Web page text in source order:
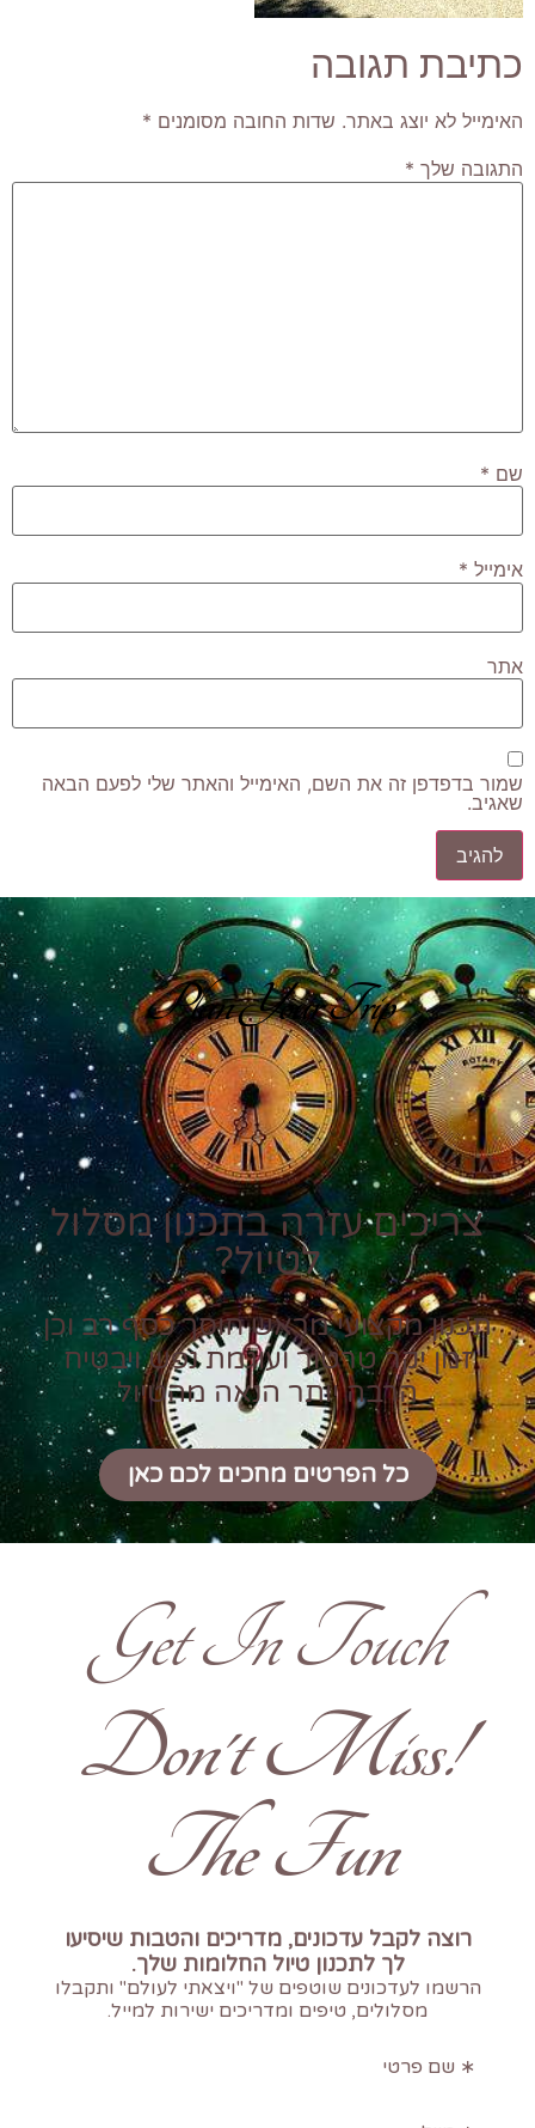
כתיבת תגובה
האימייל לא יוצג באתר. שדות החובה מסומנים *
התגובה שלך *
שם *
אימייל *
אתר
שמור בדפדפן זה את השם, האימייל והאתר שלי לפעם הבאה
שאגיב.
Plan Your Trip
צריכים עזרה בתכנון מסלול
לטיול?
תכנון מקצועי מראש חוסך כסף רב וכן
זמן יקר טרטור ועוגמת נפש ויבטיח
הרבה יותר הנאה מהטיול
כל הפרטים מחכים לכם כאן
Get In Touch
!Don't Miss
The Fun